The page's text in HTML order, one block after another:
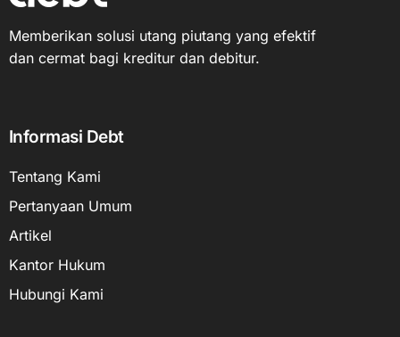
Memberikan solusi utang piutang yang efektif
dan cermat bagi kreditur dan debitur.
Informasi Debt
Tentang Kami
Pertanyaan Umum
Artikel
Kantor Hukum
Hubungi Kami